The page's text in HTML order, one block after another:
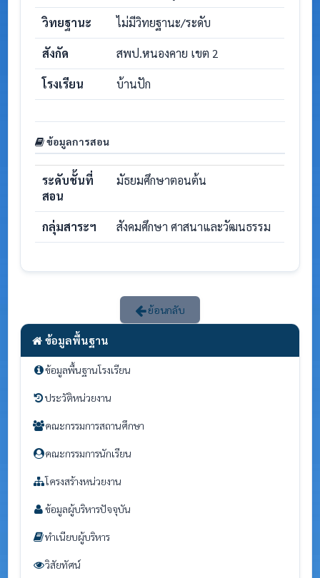
ข้อมูลพื้นฐาน
ข้อมูลพื้นฐานโรงเรียน
ประวัติหน่วยงาน
คณะกรรมการสถานศึกษา
คณะกรรมการนักเรียน
โครงสร้างหน่วยงาน
ข้อมูลผู้บริหารปัจจุบัน
ทำเนียบผู้บริหาร
วิสัยทัศน์
วิทยฐานะ ไม่มีวิทยฐานะ/ระดับ
สังกัด สพป.หนองคาย เขต 2
โรงเรียน บ้านปัก
ข้อมูลการสอน
ระดับชั้นที่
สอน
มัธยมศึกษาตอนต้น
กลุ่มสาระฯ สังคมศึกษา ศาสนาและวัฒนธรรม
ย้อนกลับ